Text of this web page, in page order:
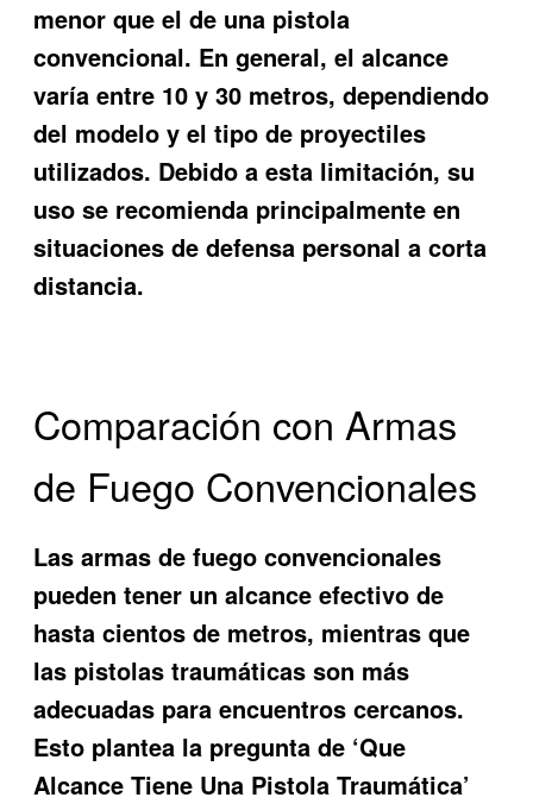
menor que el de una pistola
convencional. En general, el alcance
varía entre 10 y 30 metros, dependiendo
del modelo y el tipo de proyectiles
utilizados. Debido a esta limitación, su
uso se recomienda principalmente en
situaciones de defensa personal a corta
distancia.
Comparación con Armas
de Fuego Convencionales
Las armas de fuego convencionales
pueden tener un alcance efectivo de
hasta cientos de metros, mientras que
las pistolas traumáticas son más
adecuadas para encuentros cercanos.
Esto plantea la pregunta de ‘Que
Alcance Tiene Una Pistola Traumática’